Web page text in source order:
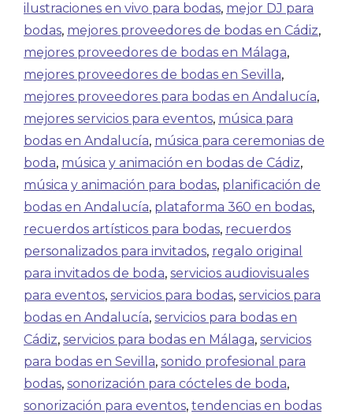
ilustraciones en vivo para bodas, mejor DJ para
bodas, mejores proveedores de bodas en Cádiz,
mejores proveedores de bodas en Málaga,
mejores proveedores de bodas en Sevilla,
mejores proveedores para bodas en Andalucía,
mejores servicios para eventos, música para
bodas en Andalucía, música para ceremonias de
boda, música y animación en bodas de Cádiz,
música y animación para bodas, planificación de
bodas en Andalucía, plataforma 360 en bodas,
recuerdos artísticos para bodas, recuerdos
personalizados para invitados, regalo original
para invitados de boda, servicios audiovisuales
para eventos, servicios para bodas, servicios para
bodas en Andalucía, servicios para bodas en
Cádiz, servicios para bodas en Málaga, servicios
para bodas en Sevilla, sonido profesional para
bodas, sonorización para cócteles de boda,
sonorización para eventos, tendencias en bodas